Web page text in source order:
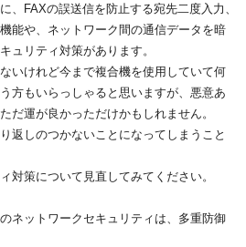
、FAXの誤送信を防止する宛先二度入力、
能や、ネットワーク間の通信データを暗
ュリティ対策があります。
いけれど今まで複合機を使用していて何
方もいらっしゃると思いますが、悪意あ
だ運が良かっただけかもしれません。
返しのつかないことになってしまうこと
対策について見直してみてください。
ネットワークセキュリティは、多重防御